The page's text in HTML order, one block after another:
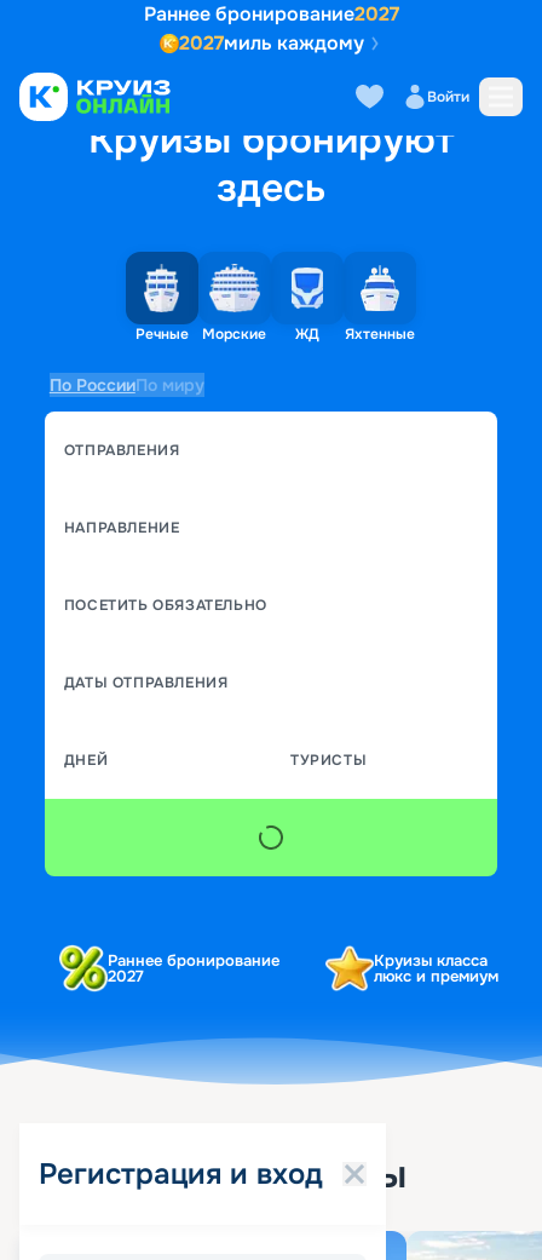
Раннее бронирование2027
2027миль каждому
Войти
Круизы бронируют
здесь
Речные Морские ЖД Яхтенные
По РоссииПо миру
ОТПРАВЛЕНИЯ
НАПРАВЛЕНИЕ
ПОСЕТИТЬ ОБЯЗАТЕЛЬНО
ДАТЫ ОТПРАВЛЕНИЯ
ДНЕЙ ТУРИСТЫ
Раннее бронирование
2027
Круизы класса
люкс и премиум
Регистрация и вход
Популярные круизы